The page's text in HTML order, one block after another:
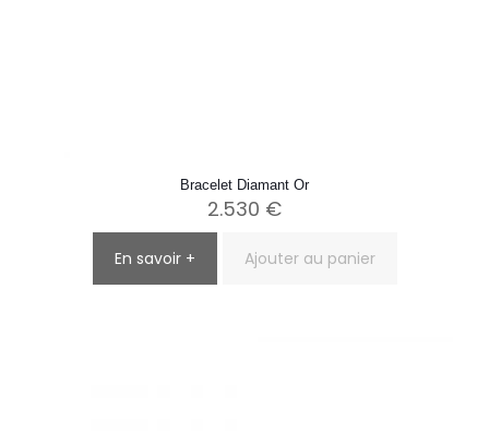
Bracelet Diamant Or
2.530 €
En savoir + Ajouter au panier